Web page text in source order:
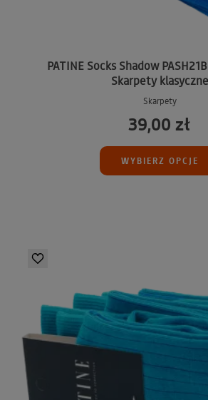
PATINE Socks Shadow
Skarpety klasyczne
Skarpety
39,00 zł
WYBIERZ OPCJE